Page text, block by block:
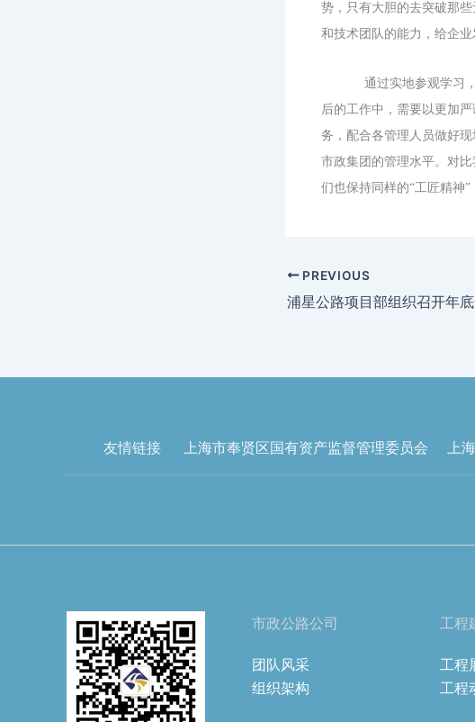
势，只有大胆的去突破那
和技术团队的能力，给企业
通过实地参观学习
后的工作中，需要以更加
务，配合各管理人员做好
市政集团的管理水平。对
们也保持同样的“工匠精神
PREVIOUS
友情链接 上海市奉贤区国有资产监督管理委员会 上
市政公路公司
团队风采
组织架构
工程
工程
工程